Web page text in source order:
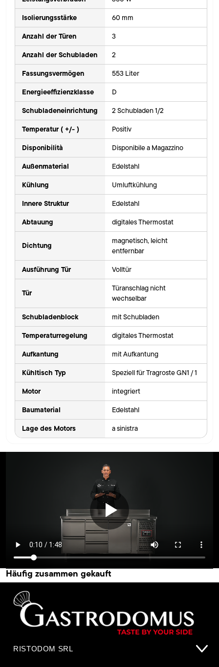
Isolierungsstärke 60 mm
Anzahl der Türen 3
Anzahl der Schubladen 2
Fassungsvermögen 553 Liter
Energieeffizienzklasse D
Schubladeneinrichtung 2 Schubladen 1/2
Temperatur ( +/- ) Positiv
Disponibilità Disponibile a Magazzino
Außenmaterial Edelstahl
Kühlung Umluftkühlung
Innere Struktur Edelstahl
Abtauung digitales Thermostat
Dichtung
magnetisch, leicht
entfernbar
Ausführung Tür Volltür
Tür
Türanschlag nicht
wechselbar
Schubladenblock mit Schubladen
Temperaturregelung digitales Thermostat
Aufkantung mit Aufkantung
Kühltisch Typ Speziell für Tragroste GN1 / 1
Motor integriert
Baumaterial Edelstahl
Lage des Motors a sinistra
Häufig zusammen gekauft
RISTODOM SRL